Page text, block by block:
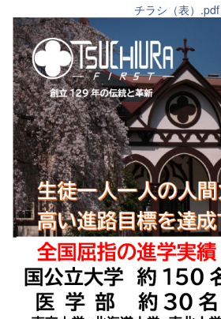
チラシ（表）.pdf